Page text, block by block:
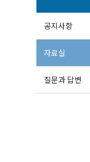
공지사항
자료실
질문과 답변